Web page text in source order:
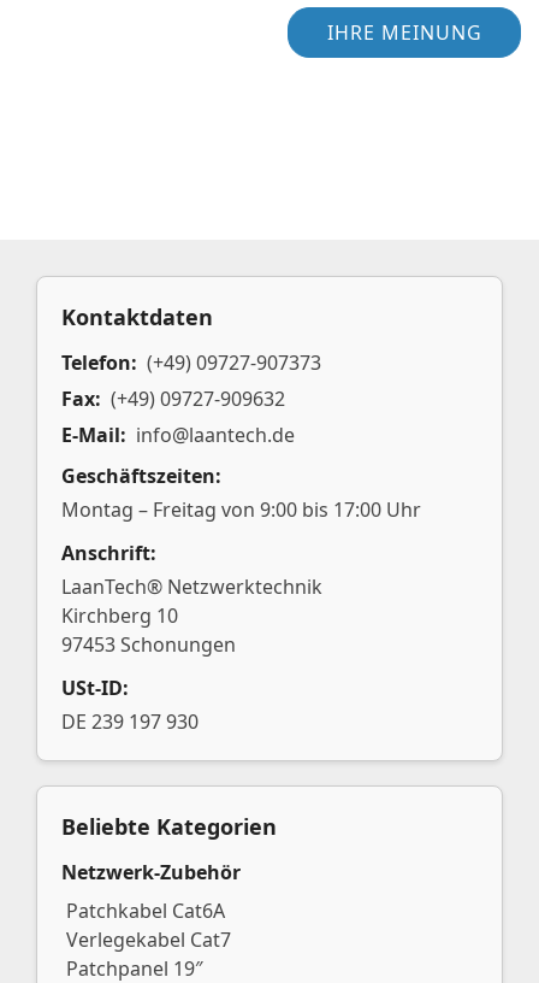
IHRE MEINUNG
Kontaktdaten
Telefon: (+49) 09727-907373
Fax: (+49) 09727-909632
E-Mail: info@laantech.de
Geschäftszeiten:
Montag – Freitag von 9:00 bis 17:00 Uhr
Anschrift:
LaanTech® Netzwerktechnik
Kirchberg 10
97453 Schonungen
USt-ID:
DE 239 197 930
Beliebte Kategorien
Netzwerk-Zubehör
Patchkabel Cat6A
Verlegekabel Cat7
Patchpanel 19″